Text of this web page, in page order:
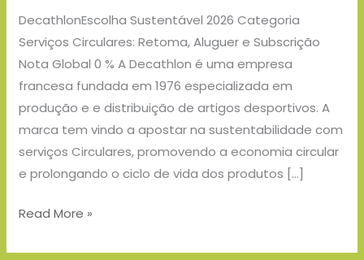
DecathlonEscolha Sustentável 2026 Categoria
Serviços Circulares: Retoma, Aluguer e Subscrição
Nota Global 0 % A Decathlon é uma empresa
francesa fundada em 1976 especializada em
produção e e distribuição de artigos desportivos. A
marca tem vindo a apostar na sustentabilidade com
serviços Circulares, promovendo a economia circular
e prolongando o ciclo de vida dos produtos […]
Read More »